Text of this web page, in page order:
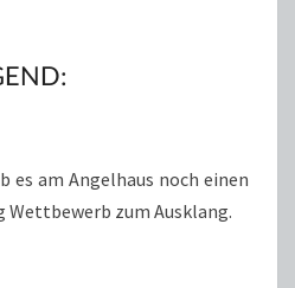
es am Angelhaus noch einen
Wettbewerb zum Ausklang.